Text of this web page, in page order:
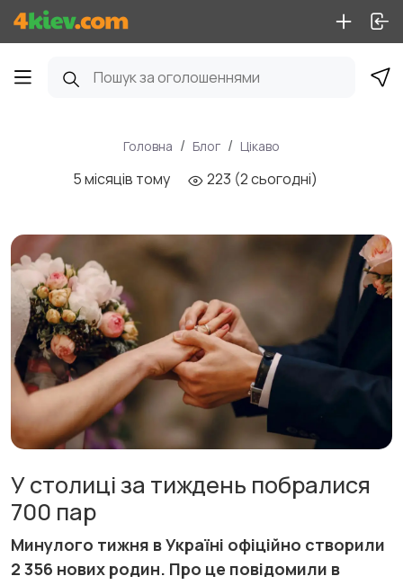
Головна Блог Цікаво
5 місяців тому 223 (2 сьогодні)
У столиці за тиждень побралися
700 пар
Минулого тижня в Україні офіційно створили
2 356 нових родин. Про це повідомили в